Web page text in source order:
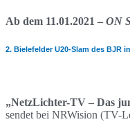
Ab dem 11.01.2021 – ON
2. Bielefelder U20-Slam des BJR
„NetzLichter-TV – Das
sendet bei NRWision (TV-